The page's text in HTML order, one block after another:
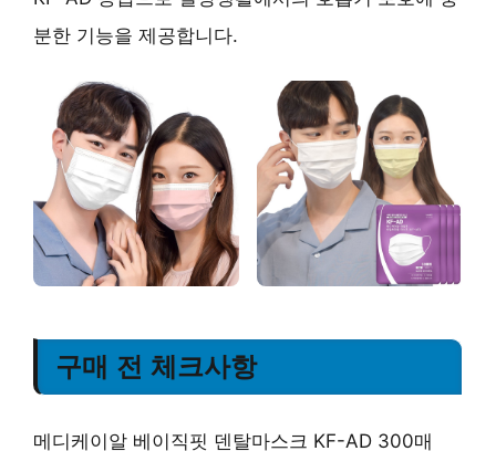
분한 기능을 제공합니다.
구매 전 체크사항
메디케이알 베이직핏 덴탈마스크 KF-AD 300매